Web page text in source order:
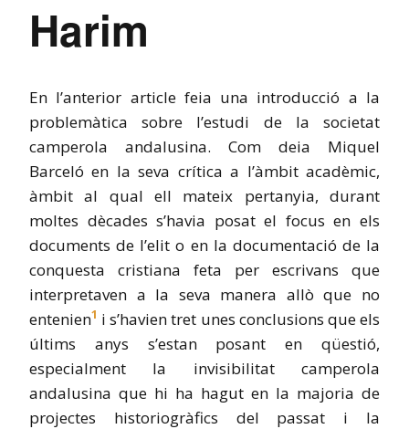
Harim
En l’anterior article feia una introducció a la
problemàtica sobre l’estudi de la societat
camperola andalusina. Com deia Miquel
Barceló en la seva crítica a l’àmbit acadèmic,
àmbit al qual ell mateix pertanyia, durant
moltes dècades s’havia posat el focus en els
documents de l’elit o en la documentació de la
conquesta cristiana feta per escrivans que
interpretaven a la seva manera allò que no
entenien1 i s’havien tret unes conclusions que els
últims anys s’estan posant en qüestió,
especialment la invisibilitat camperola
andalusina que hi ha hagut en la majoria de
projectes historiogràfics del passat i la